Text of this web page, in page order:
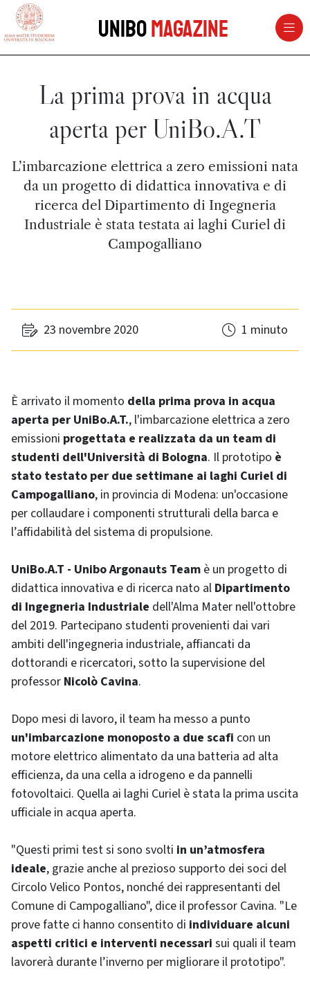
vai al contenuto della pagina
UniboMagazine
La prima prova in acqua
aperta per UniBo.A.T
L’imbarcazione elettrica a zero emissioni nata
da un progetto di didattica innovativa e di
ricerca del Dipartimento di Ingegneria
Industriale è stata testata ai laghi Curiel di
Campogalliano
23 novembre 2020 1 minuto
È arrivato il momento della prima prova in acqua
aperta per UniBo.A.T., l'imbarcazione elettrica a zero
emissioni progettata e realizzata da un team di
studenti dell'Università di Bologna. Il prototipo è
stato testato per due settimane ai laghi Curiel di
Campogalliano, in provincia di Modena: un'occasione
per collaudare i componenti strutturali della barca e
l’affidabilità del sistema di propulsione.
UniBo.A.T - Unibo Argonauts Team è un progetto di
didattica innovativa e di ricerca nato al Dipartimento
di Ingegneria Industriale dell'Alma Mater nell'ottobre
del 2019. Partecipano studenti provenienti dai vari
ambiti dell'ingegneria industriale, affiancati da
dottorandi e ricercatori, sotto la supervisione del
professor Nicolò Cavina.
Dopo mesi di lavoro, il team ha messo a punto
un'imbarcazione monoposto a due scafi con un
motore elettrico alimentato da una batteria ad alta
efficienza, da una cella a idrogeno e da pannelli
fotovoltaici. Quella ai laghi Curiel è stata la prima uscita
ufficiale in acqua aperta.
"Questi primi test si sono svolti in un’atmosfera
ideale, grazie anche al prezioso supporto dei soci del
Circolo Velico Pontos, nonché dei rappresentanti del
Comune di Campogalliano", dice il professor Cavina. "Le
prove fatte ci hanno consentito di individuare alcuni
aspetti critici e interventi necessari sui quali il team
lavorerà durante l’inverno per migliorare il prototipo".